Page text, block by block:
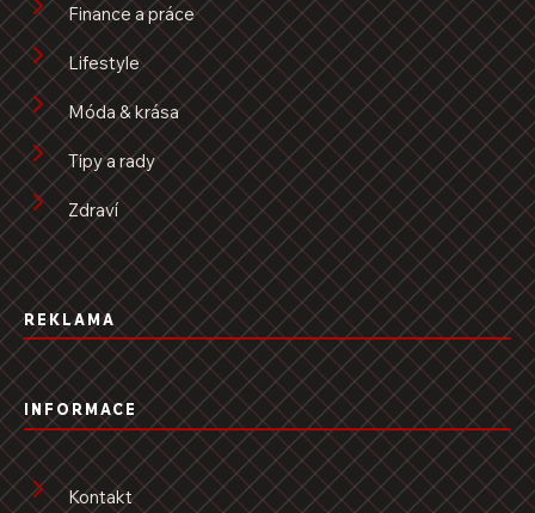
Finance a práce
Lifestyle
Móda & krása
Tipy a rady
Zdraví
REKLAMA
INFORMACE
Kontakt